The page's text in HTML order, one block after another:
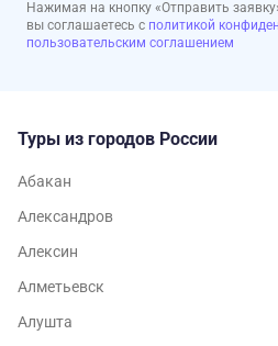
Нажимая на кнопку «Отправить
вы соглашаетесь с политикой
пользовательским соглашением
Туры из городов России
Абакан
Александров
Алексин
Алметьевск
Алушта